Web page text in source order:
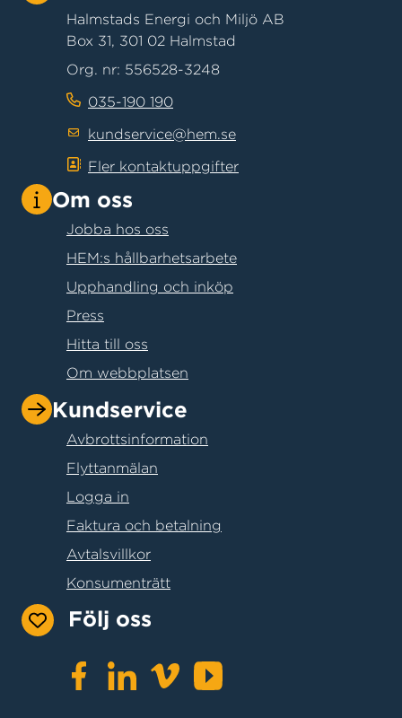
Halmstads Energi och Miljö AB
Box 31, 301 02 Halmstad
Org. nr: 556528-3248
035-190 190
kundservice@hem.se
Fler kontaktuppgifter
Om oss
Jobba hos oss
HEM:s hållbarhetsarbete
Upphandling och inköp
Press
Hitta till oss
Om webbplatsen
Kundservice
Avbrottsinformation
Flyttanmälan
Logga in
Faktura och betalning
Avtalsvillkor
Konsumenträtt
Följ oss